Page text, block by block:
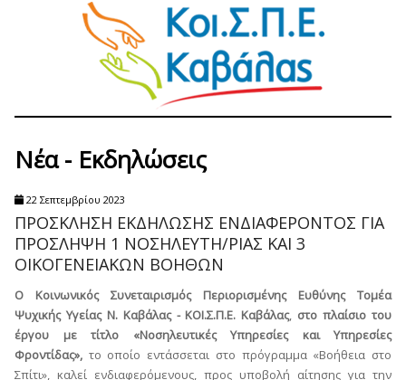
Νέα - Εκδηλώσεις
22 Σεπτεμβρίου 2023
ΠΡΟΣΚΛΗΣΗ ΕΚΔΗΛΩΣΗΣ ΕΝΔΙΑΦΕΡΟΝΤΟΣ ΓΙΑ
ΠΡΟΣΛΗΨΗ 1 ΝΟΣΗΛΕΥΤΗ/ΡΙΑΣ ΚΑΙ 3
ΟΙΚΟΓΕΝΕΙΑΚΩΝ ΒΟΗΘΩΝ
Ο Κοινωνικός Συνεταιρισμός Περιορισμένης Ευθύνης Τομέα
Ψυχικής Υγείας Ν. Καβάλας - ΚΟΙ.Σ.Π.Ε. Καβάλας, στο πλαίσιο του
έργου με τίτλο «Νοσηλευτικές Υπηρεσίες και Υπηρεσίες
Φροντίδας», το οποίο εντάσσεται στο πρόγραμμα «Βοήθεια στο
Σπίτι», καλεί ενδιαφερόμενους, προς υποβολή αίτησης για την